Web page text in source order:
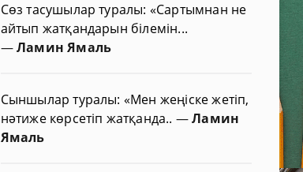
Сөз тасушылар туралы: «Сартымнан не
айтып жатқандарын білемін...
—Ламин Ямаль
Сыншылар туралы: «Мен жеңіске жетіп,
нәтиже көрсетіп жатқанда.. —Ламин
Ямаль